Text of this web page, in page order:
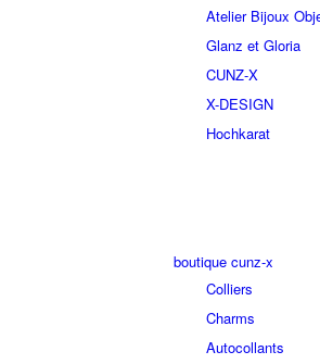
Atelier Bijoux
Glanz et Gloria
CUNZ-X
X-DESIGN
Hochkarat
boutique cunz-x
Colliers
Charms
Autocollants